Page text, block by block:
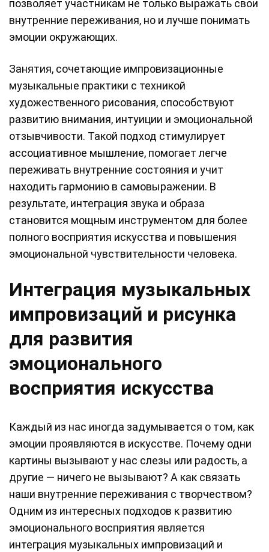
позволяет участникам не только выражать свои
внутренние переживания, но и лучше понимать
эмоции окружающих.
Занятия, сочетающие импровизационные
музыкальные практики с техникой
художественного рисования, способствуют
развитию внимания, интуиции и эмоциональной
отзывчивости. Такой подход стимулирует
ассоциативное мышление, помогает легче
переживать внутренние состояния и учит
находить гармонию в самовыражении. В
результате, интеграция звука и образа
становится мощным инструментом для более
полного восприятия искусства и повышения
эмоциональной чувствительности человека.
Интеграция музыкальных
импровизаций и рисунка
для развития
эмоционального
восприятия искусства
Каждый из нас иногда задумывается о том, как
эмоции проявляются в искусстве. Почему одни
картины вызывают у нас слезы или радость, а
другие — ничего не вызывают? А как связать
наши внутренние переживания с творчеством?
Одним из интересных подходов к развитию
эмоционального восприятия является
интеграция музыкальных импровизаций и